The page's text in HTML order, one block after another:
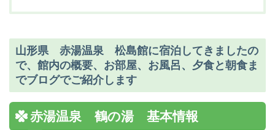
山形県 赤湯温泉 松島館に宿泊してきましたの
で、館内の概要、お部屋、お風呂、夕食と朝食ま
でブログでご紹介します
赤湯温泉 鶴の湯 基本情報